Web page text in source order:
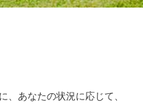
、あなたの状況に応じて、